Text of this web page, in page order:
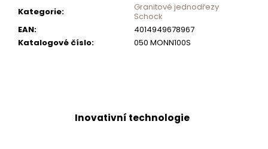
Kategorie:
Granitové jednodřezy
Schock
EAN:
4014949678967
Katalogové číslo: 050 MONN100S
Inovativní technologie
m
e